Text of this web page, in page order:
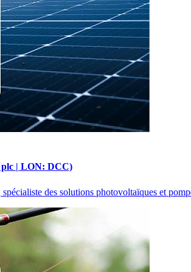
plc | LON: DCC)
des solutions photovoltaïques et